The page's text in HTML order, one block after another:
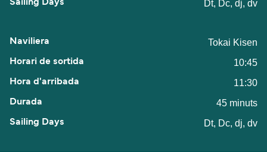
Dt, Dc, dj, dv
Tokai Kisen
10:45
11:30
45 minuts
Dt, Dc, dj, dv